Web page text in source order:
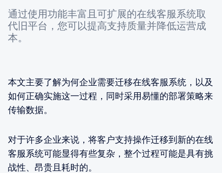
通过使用功能丰富且可扩展的在线客服系统取
代旧平台，您可以提高支持质量并降低运营成
本。
本文主要了解为何企业需要迁移在线客服系统，以及
如何正确实施这一过程，同时采用易懂的部署策略来
传输数据。
对于许多企业来说，将客户支持操作迁移到新的在线
客服系统可能显得有些复杂，整个过程可能是具有挑
战性、昂贵且耗时的。